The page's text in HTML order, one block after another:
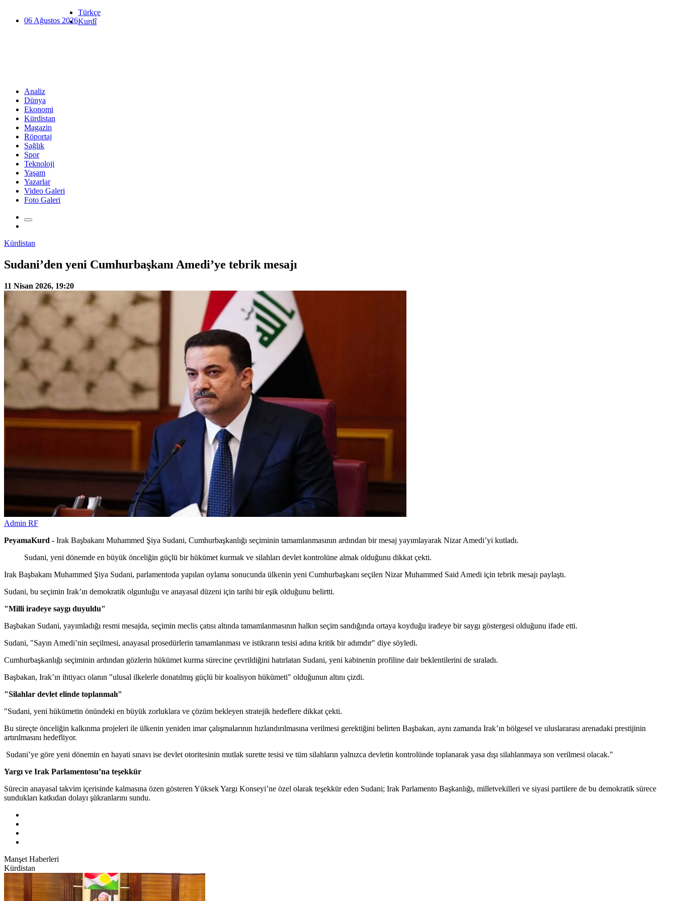
06 Ağustos 2026
Türkçe
Kurdî
Analiz
Dünya
Ekonomi
Kürdistan
Magazin
Röportaj
Sağlık
Spor
Teknoloji
Yaşam
Yazarlar
Video Galeri
Foto Galeri
Kürdistan
Sudani’den yeni Cumhurbaşkanı Amedi’ye tebrik mesajı
11 Nisan 2026, 19:20
Admin RF
PeyamaKurd - Irak Başbakanı Muhammed Şiya Sudani, Cumhurbaşkanlığı seçiminin tamamlanmasının ardından bir mesaj yayımlayarak Nizar Amedi’yi kutladı.
Sudani, yeni dönemde en büyük önceliğin güçlü bir hükümet kurmak ve silahları devlet kontrolüne almak olduğunu dikkat çekti.
Irak Başbakanı Muhammed Şiya Sudani, parlamentoda yapılan oylama sonucunda ülkenin yeni Cumhurbaşkanı seçilen Nizar Muhammed Said Amedi için tebrik mesajı paylaştı.
Sudani, bu seçimin Irak’ın demokratik olgunluğu ve anayasal düzeni için tarihi bir eşik olduğunu belirtti.
"Milli iradeye saygı duyuldu"
Başbakan Sudani, yayımladığı resmi mesajda, seçimin meclis çatısı altında tamamlanmasının halkın seçim sandığında ortaya koyduğu iradeye bir saygı göstergesi olduğunu ifade etti.
Sudani, "Sayın Amedi’nin seçilmesi, anayasal prosedürlerin tamamlanması ve istikrarın tesisi adına kritik bir adımdır" diye söyledi.
Cumhurbaşkanlığı seçiminin ardından gözlerin hükümet kurma sürecine çevrildiğini hatırlatan Sudani, yeni kabinenin profiline dair beklentilerini de sıraladı.
Başbakan, Irak’ın ihtiyacı olanın "ulusal ilkelerle donatılmış güçlü bir koalisyon hükümeti" olduğunun altını çizdi.
"Silahlar devlet elinde toplanmalı"
"Sudani, yeni hükümetin önündeki en büyük zorluklara ve çözüm bekleyen stratejik hedeflere dikkat çekti.
Bu süreçte önceliğin kalkınma projeleri ile ülkenin yeniden imar çalışmalarının hızlandırılmasına verilmesi gerektiğini belirten Başbakan, aynı zamanda Irak’ın bölgesel ve uluslararası arenadaki prestijinin
artırılmasını hedefliyor.
Sudani’ye göre yeni dönemin en hayati sınavı ise devlet otoritesinin mutlak surette tesisi ve tüm silahların yalnızca devletin kontrolünde toplanarak yasa dışı silahlanmaya son verilmesi olacak."
Yargı ve Irak Parlamentosu’na teşekkür
Sürecin anayasal takvim içerisinde kalmasına özen gösteren Yüksek Yargı Konseyi’ne özel olarak teşekkür eden Sudani; Irak Parlamento Başkanlığı, milletvekilleri ve siyasi partilere de bu demokratik sürece
sundukları katkıdan dolayı şükranlarını sundu.
Manşet Haberleri
Kürdistan